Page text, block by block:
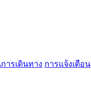
ารเดินทาง การแจ้งเตือน